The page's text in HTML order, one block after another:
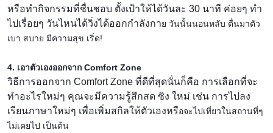
หรือทำกิจกรรมที่ชื่นชอบ ตั้งเป้าให้ได้วันละ 30 นาที ค่อยๆ ทำ
ไปเรื่อยๆ วันไหนได้วิ่งได้ออกกำลังกาย วันนั้นนอนหลับ ตื่นมาตัว
เบา สบาย มีความสุข เริ่ด!
4. เอาตัวเองออกจาก Comfort Zone
วิธีการออกจาก Comfort Zone ที่ดีที่สุดนั่นก็คือ การเลือกที่จะ
ทำอะไรใหม่ๆ คุณจะมีความรู้สึกสด ซิง ใหม่ เช่น การไปลง
เรียนภาษาใหม่ๆ เพื่อเพิ่มสกิลให้ตัวเองหรือจะไปเที่ยวในสถานที่ๆ
ไม่เคยไป เป็นต้น